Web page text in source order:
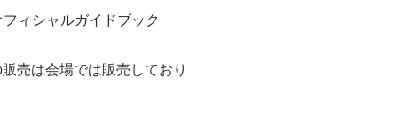
ィシャルガイドブック
売は会場では販売しており